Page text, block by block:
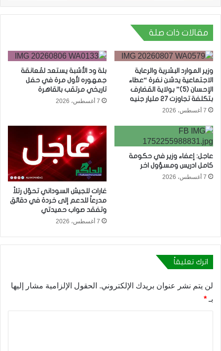
مقالات ذات صلة
وزير الموارد البشرية والرعاية
الاجتماعية يدشن نفرة “عطاء
الإحسان (5)” بولاية القضارف
بتكلفة تجاوزت 27 مليار جنيه
7 أغسطس، 2026
بلة ود الأشبة يستعد لمُعانقة
جمهوره لأول مرة في حفل
تاريخي مرتقب بالقاهرة
7 أغسطس، 2026
عاجل: إعفاء وزير في حكومة
كامل ادريس ومسؤول اخر
7 أغسطس، 2026
غارات للجيش السوداني تحوّل رتلاً
مدرعاً للدعم إلى خردة في دقائق
وتفقد صواب حميدتي
7 أغسطس، 2026
اترك تعليقاً
لن يتم نشر عنوان بريدك الإلكتروني. الحقول الإلزامية مشار إليها
بـ *